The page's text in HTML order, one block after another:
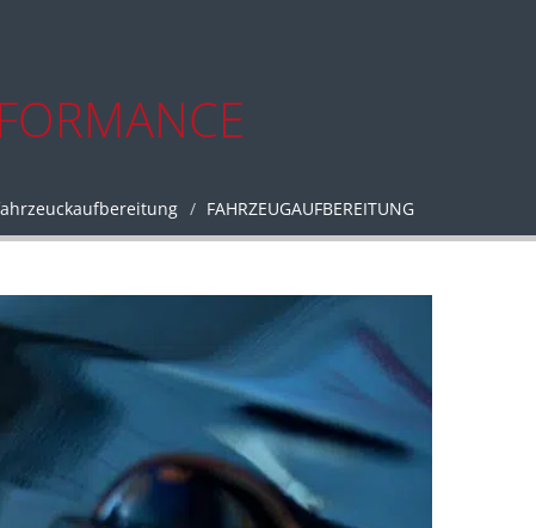
FAHRZEUGAUFBEREITUNG